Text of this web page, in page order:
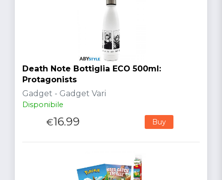
Death Note Bottiglia ECO 500ml:
Protagonists
Gadget - Gadget Vari
Disponibile
€16.99 Buy